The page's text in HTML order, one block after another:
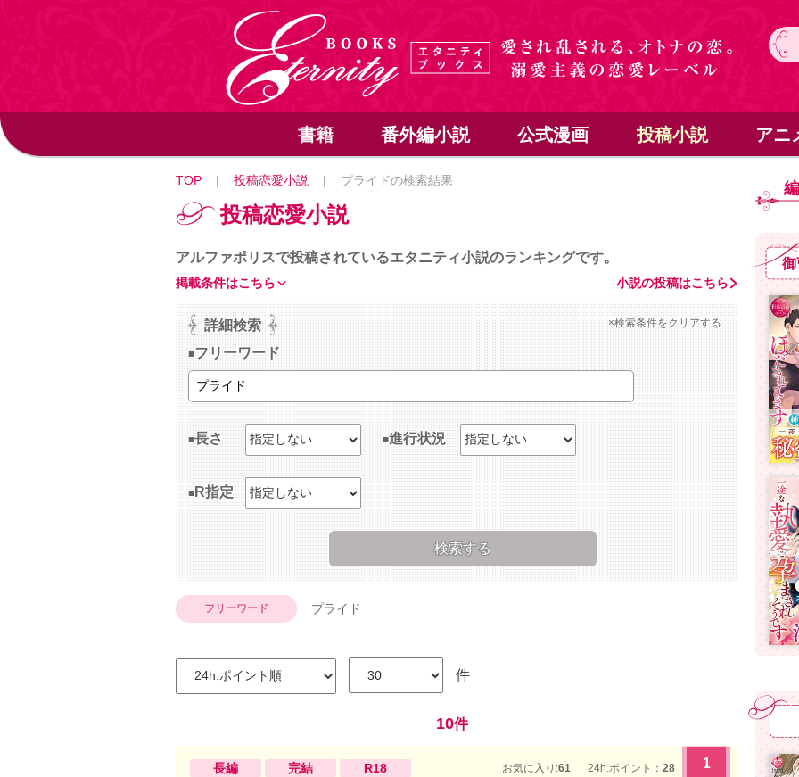
書籍 番外編小説 公式漫画 投稿小説 アニ
TOP | 投稿恋愛小説 | プライドの検索結果
投稿恋愛小説
アルファポリスで投稿されているエタニティ小説のランキングです。
小説の投稿はこちら
掲載条件はこちら
詳細検索 ×検索条件をクリアする
フリーワード
長さ 進行状況
R指定
フリーワード プライド
件
10件
長編 完結 R18 お気に入り:61 24h.ポイント： 28 1